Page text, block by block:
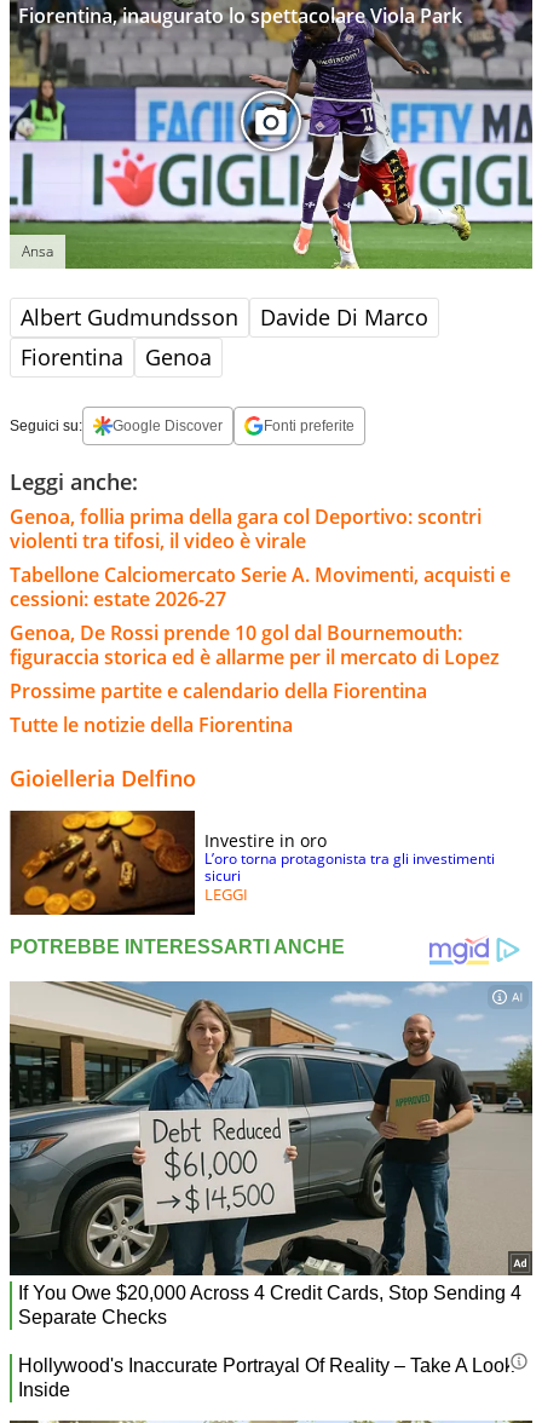
Fiorentina, inaugurato lo spettacolare Viola Park
Ansa
Albert Gudmundsson
Davide Di Marco
Fiorentina
Genoa
Seguici su: Google Discover Fonti preferite
Leggi anche:
Genoa, follia prima della gara col Deportivo: scontri
violenti tra tifosi, il video è virale
Tabellone Calciomercato Serie A. Movimenti, acquisti e
cessioni: estate 2026-27
Genoa, De Rossi prende 10 gol dal Bournemouth:
figuraccia storica ed è allarme per il mercato di Lopez
Prossime partite e calendario della Fiorentina
Tutte le notizie della Fiorentina
Gioielleria Delfino
Investire in oro
L’oro torna protagonista tra gli investimenti
sicuri
LEGGI